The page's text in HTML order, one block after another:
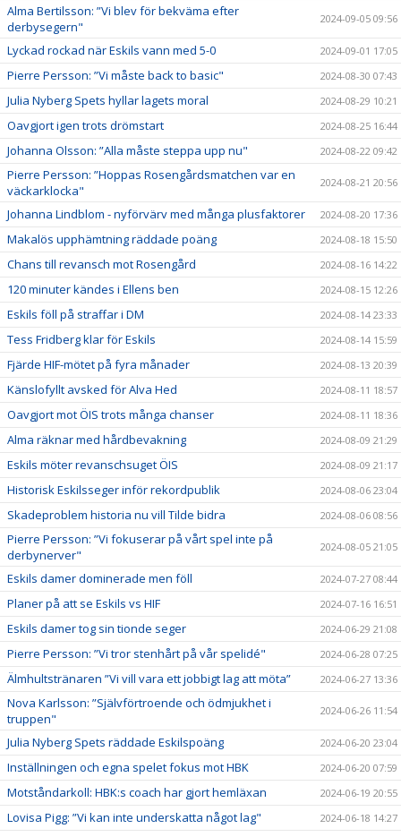
Alma Bertilsson: ”Vi blev för bekväma efter
derbysegern"
2024-09-05 09:56
Lyckad rockad när Eskils vann med 5-0 2024-09-01 17:05
Pierre Persson: ”Vi måste back to basic" 2024-08-30 07:43
Julia Nyberg Spets hyllar lagets moral 2024-08-29 10:21
Oavgjort igen trots drömstart 2024-08-25 16:44
Johanna Olsson: ”Alla måste steppa upp nu" 2024-08-22 09:42
Pierre Persson: ”Hoppas Rosengårdsmatchen var en
väckarklocka"
2024-08-21 20:56
Johanna Lindblom - nyförvärv med många plusfaktorer 2024-08-20 17:36
Makalös upphämtning räddade poäng 2024-08-18 15:50
Chans till revansch mot Rosengård 2024-08-16 14:22
120 minuter kändes i Ellens ben 2024-08-15 12:26
Eskils föll på straffar i DM 2024-08-14 23:33
Tess Fridberg klar för Eskils 2024-08-14 15:59
Fjärde HIF-mötet på fyra månader 2024-08-13 20:39
Känslofyllt avsked för Alva Hed 2024-08-11 18:57
Oavgjort mot ÖIS trots många chanser 2024-08-11 18:36
Alma räknar med hårdbevakning 2024-08-09 21:29
Eskils möter revanschsuget ÖIS 2024-08-09 21:17
Historisk Eskilsseger inför rekordpublik 2024-08-06 23:04
Skadeproblem historia nu vill Tilde bidra 2024-08-06 08:56
Pierre Persson: ”Vi fokuserar på vårt spel inte på
derbynerver"
2024-08-05 21:05
Eskils damer dominerade men föll 2024-07-27 08:44
Planer på att se Eskils vs HIF 2024-07-16 16:51
Eskils damer tog sin tionde seger 2024-06-29 21:08
Pierre Persson: ”Vi tror stenhårt på vår spelidé" 2024-06-28 07:25
Älmhultstränaren ”Vi vill vara ett jobbigt lag att möta” 2024-06-27 13:36
Nova Karlsson: ”Självförtroende och ödmjukhet i
truppen"
2024-06-26 11:54
Julia Nyberg Spets räddade Eskilspoäng 2024-06-20 23:04
Inställningen och egna spelet fokus mot HBK 2024-06-20 07:59
Motståndarkoll: HBK:s coach har gjort hemläxan 2024-06-19 20:55
Lovisa Pigg: ”Vi kan inte underskatta något lag" 2024-06-18 14:27